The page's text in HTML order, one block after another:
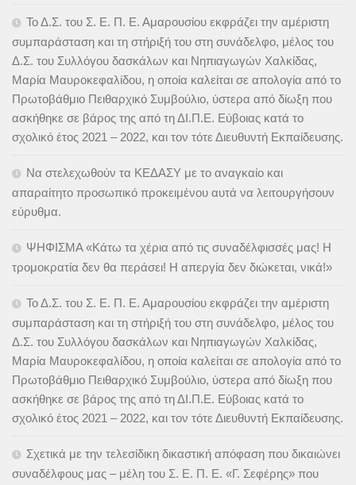
Το Δ.Σ. του Σ. Ε. Π. Ε. Αμαρουσίου εκφράζει την αμέριστη
συμπαράσταση και τη στήριξή του στη συνάδελφο, μέλος του
Δ.Σ. του Συλλόγου δασκάλων και Νηπιαγωγών Χαλκίδας,
Μαρία Μαυροκεφαλίδου, η οποία καλείται σε απολογία από το
Πρωτοβάθμιο Πειθαρχικό Συμβούλιο, ύστερα από δίωξη που
ασκήθηκε σε βάρος της από τη ΔΙ.Π.Ε. Εύβοιας κατά το
σχολικό έτος 2021 – 2022, και τον τότε Διευθυντή Εκπαίδευσης.
Να στελεχωθούν τα ΚΕΔΑΣΥ με το αναγκαίο και
απαραίτητο προσωπικό προκειμένου αυτά να λειτουργήσουν
εύρυθμα.
ΨΗΦΙΣΜΑ «Κάτω τα χέρια από τις συναδέλφισσές μας! Η
τρομοκρατία δεν θα περάσει! Η απεργία δεν διώκεται, νικά!»
Το Δ.Σ. του Σ. Ε. Π. Ε. Αμαρουσίου εκφράζει την αμέριστη
συμπαράσταση και τη στήριξή του στη συνάδελφο, μέλος του
Δ.Σ. του Συλλόγου δασκάλων και Νηπιαγωγών Χαλκίδας,
Μαρία Μαυροκεφαλίδου, η οποία καλείται σε απολογία από το
Πρωτοβάθμιο Πειθαρχικό Συμβούλιο, ύστερα από δίωξη που
ασκήθηκε σε βάρος της από τη ΔΙ.Π.Ε. Εύβοιας κατά το
σχολικό έτος 2021 – 2022, και τον τότε Διευθυντή Εκπαίδευσης.
Σχετικά με την τελεσίδικη δικαστική απόφαση που δικαιώνει
συναδέλφους μας – μέλη του Σ. Ε. Π. Ε. «Γ. Σεφέρης» που